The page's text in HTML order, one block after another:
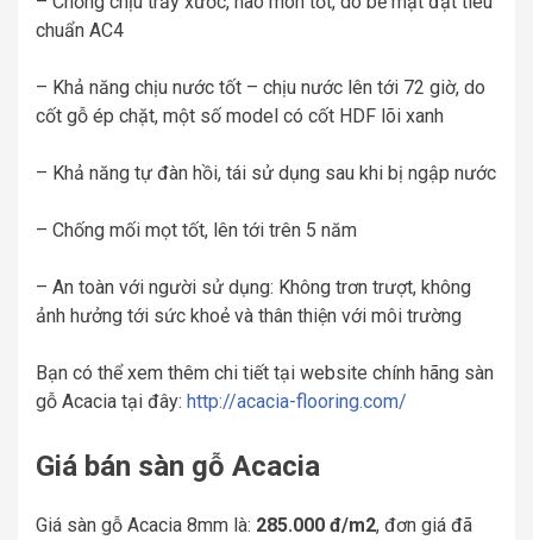
chuẩn AC4
– Khả năng chịu nước tốt – chịu nước lên tới 72 giờ, do
cốt gỗ ép chặt, một số model có cốt HDF lõi xanh
– Khả năng tự đàn hồi, tái sử dụng sau khi bị ngập nước
– Chống mối mọt tốt, lên tới trên 5 năm
– An toàn với người sử dụng: Không trơn trượt, không
ảnh hưởng tới sức khoẻ và thân thiện với môi trường
Bạn có thể xem thêm chi tiết tại website chính hãng sàn
gỗ Acacia tại đây: http://acacia-flooring.com/
Giá bán sàn gỗ Acacia
Giá sàn gỗ Acacia 8mm là: 285.000 đ/m2, đơn giá đã